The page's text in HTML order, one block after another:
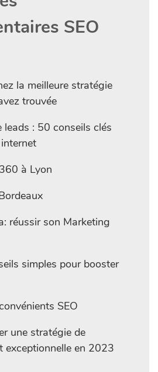
SEO
la meilleure stratégie
trouvée
leads : 50 conseils clés
à Lyon
réussir son Marketing
simples pour booster
SEO
une stratégie de
exceptionnelle en 2023